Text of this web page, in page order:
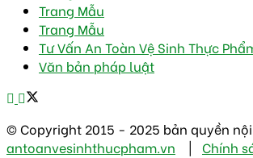
Trang Mẫu
Trang Mẫu
Tư Vấn An Toàn Vệ Sinh Thực
Văn bản pháp luật
© Copyright 2015 - 2025 bản quyền
antoanvesinhthucpham.vn | Chính